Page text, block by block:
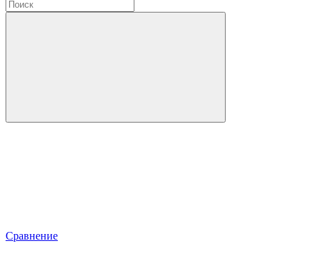
Сравнение